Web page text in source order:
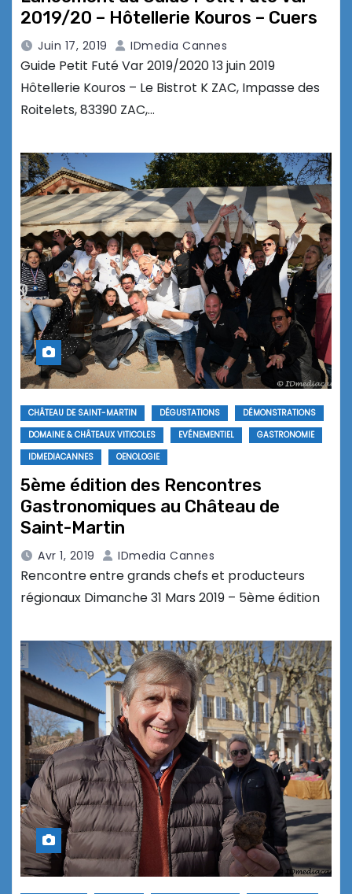
2019/20 – Hôtellerie Kouros – Cuers
Juin 17, 2019 IDmedia Cannes
Guide Petit Futé Var 2019/2020 13 juin 2019
Hôtellerie Kouros – Le Bistrot K ZAC, Impasse des
Roitelets, 83390 ZAC,…
CHÂTEAU DE SAINT-MARTIN DÉGUSTATIONS
DÉMONSTRATIONS
DOMAINE & CHÂTEAUX VITICOLES
EVÉNEMENTIEL
GASTRONOMIE
IDMEDIACANNES
OENOLOGIE
5ème édition des Rencontres
Gastronomiques au Château de
Saint-Martin
Avr 1, 2019 IDmedia Cannes
Rencontre entre grands chefs et producteurs
régionaux Dimanche 31 Mars 2019 – 5ème édition